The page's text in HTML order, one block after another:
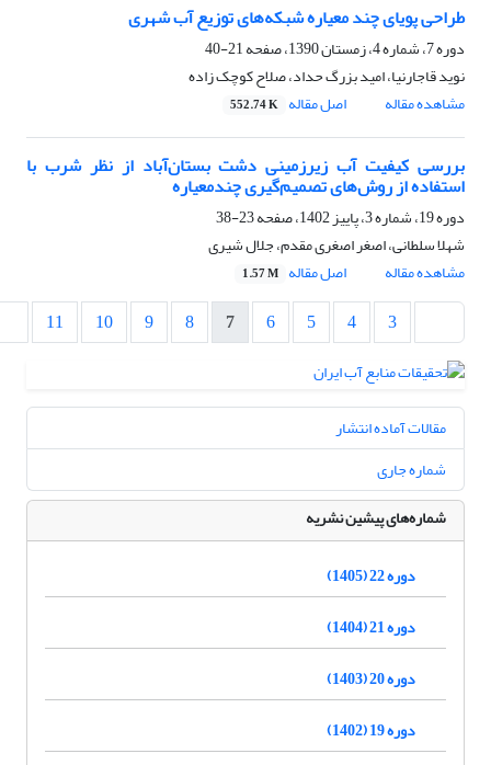
طراحی پویای چند معیاره شبکه‌های توزیع آب شهری
دوره 7، شماره 4، زمستان 1390، صفحه
21-40
نوید قاجارنیا، امید بزرگ حداد، صلاح کوچک زاده
مشاهده مقاله
اصل مقاله 552.74 K
بررسی کیفیت آب زیرزمینی دشت بستان‌آباد از نظر شرب با
استفاده از روش‌های تصمیم‌گیری چندمعیاره
دوره 19، شماره 3، پاییز 1402، صفحه
23-38
شهلا سلطانی، اصغر اصغری مقدم، جلال شیری
مشاهده مقاله
اصل مقاله 1.57 M
3
4
5
6
7
8
9
10
11
مقالات آماده انتشار
شماره جاری
شماره‌های پیشین نشریه
دوره 22 (1405)
دوره 21 (1404)
دوره 20 (1403)
دوره 19 (1402)